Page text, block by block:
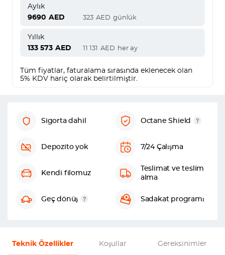
Aylık
9690 AED 323 AED günlük
Yıllık
133 573 AED 11 131 AED her ay
Tüm fiyatlar, faturalama sırasında eklenecek olan
5% KDV hariç olarak belirtilmiştir.
Sigorta dahil Octane Shield
Depozito yok 7/24 Çalışma
Kendi filomuz
Teslimat ve teslim
alma
Geç dönüş Sadakat programı
Teknik Özellikler Koşullar Gereksinimler